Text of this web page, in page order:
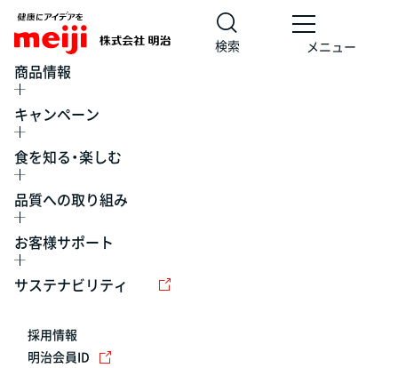
検索 メニュー
商品情報
キャンペーン
食を知る・楽しむ
品質への取り組み
お客様サポート
サステナビリティ
採用情報
明治会員ID